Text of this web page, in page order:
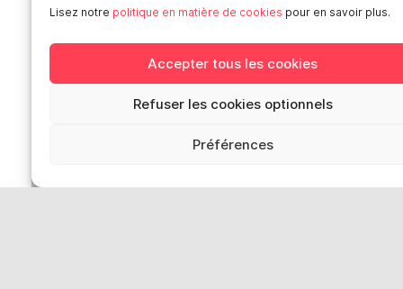
Lisez notre politique en matière de cookies pour en savoir plus.
Accepter tous les cookies
Refuser les cookies optionnels
Préférences
Presse
Médiation-Réclamation
Politique de protection des données
Loi “lanceurs d’alerte”: effectuez un